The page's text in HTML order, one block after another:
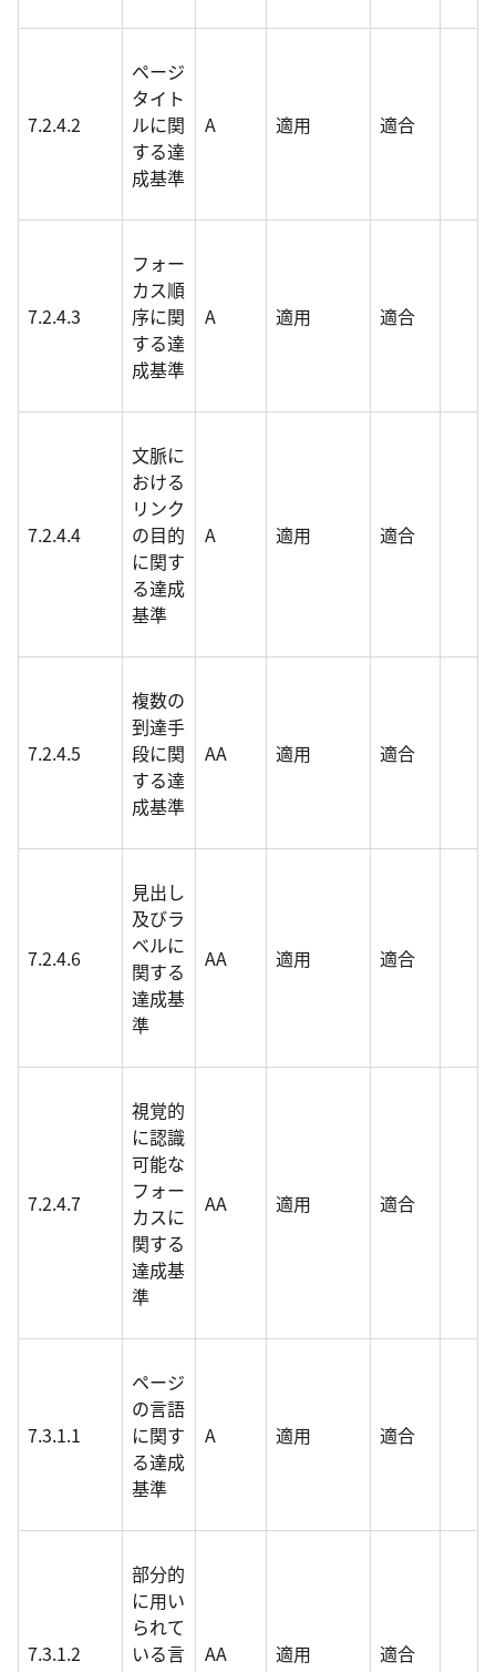
7.2.4.2
ページ
タイト
ルに関
する達
成基準
A 適用 適合
7.2.4.3
フォー
カス順
序に関
する達
成基準
A 適用 適合
7.2.4.4
文脈に
おける
リンク
の目的
に関す
る達成
基準
A 適用 適合
7.2.4.5
複数の
到達手
段に関
する達
成基準
AA 適用 適合
7.2.4.6
見出し
及びラ
ベルに
関する
達成基
準
AA 適用 適合
7.2.4.7
視覚的
に認識
可能な
フォー
カスに
関する
達成基
準
AA 適用 適合
7.3.1.1
ページ
の言語
に関す
る達成
基準
A 適用 適合
7.3.1.2
部分的
に用い
られて
いる言
AA 適用 適合